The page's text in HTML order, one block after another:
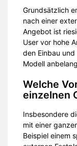
Grundsätzlich
nach einer
Angebot ist
User vor hohe
den Einbau
Modell
Welche
einzelnen
Insbesondere
mit einer
Beispiel einem